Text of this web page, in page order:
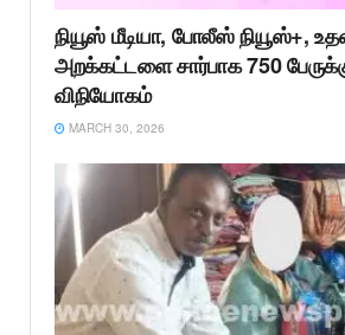
நியூஸ் மீடியா, போலீஸ் நியூஸ்+,
அறக்கட்டளை சார்பாக 750
விநியோகம்
MARCH 30, 2026